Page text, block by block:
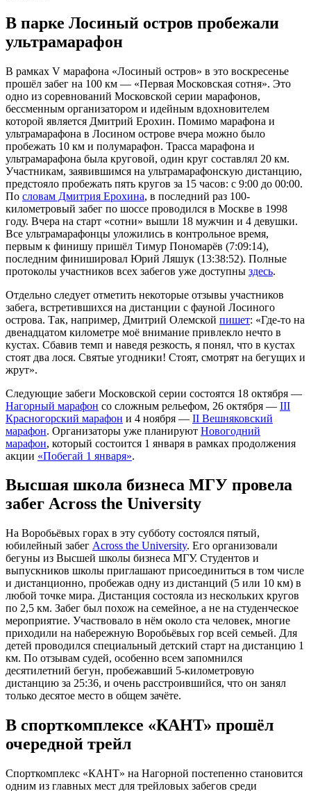
В парке Лосиный остров пробежали
ультрамарафон
В рамках V марафона «Лосиный остров» в это воскресенье
прошёл забег на 100 км — «Первая Московская сотня». Это
одно из соревнований Московской серии марафонов,
бессменным организатором и идейным вдохновителем
которой является Дмитрий Ерохин. Помимо марафона и
ультрамарафона в Лосином острове вчера можно было
пробежать 10 км и полумарафон. Трасса марафона и
ультрамарафона была круговой, один круг составлял 20 км.
Участникам, заявившимся на ультрамарафонскую дистанцию,
предстояло пробежать пять кругов за 15 часов: с 9:00 до 00:00.
По словам Дмитрия Ерохина, в последний раз 100-
километровый забег по шоссе проводился в Москве в 1998
году. Вчера на старт «сотни» вышли 18 мужчин и 4 девушки.
Все ультрамарафонцы уложились в контрольное время,
первым к финишу пришёл Тимур Пономарёв (7:09:14),
последним финишировал Юрий Ляшук (13:38:52). Полные
протоколы участников всех забегов уже доступны здесь.
Отдельно следует отметить некоторые отзывы участников
забега, встретившихся на дистанции с фауной Лосиного
острова. Так, например, Дмитрий Олемской пишет: «Где-то на
двенадцатом километре моё внимание привлекло нечто в
кустах. Сбавив темп и наведя резкость, я понял, что в кустах
стоят два лося. Святые угодники! Стоят, смотрят на бегущих и
жрут».
Следующие забеги Московской серии состоятся 18 октября —
Нагорный марафон со сложным рельефом, 26 октября — III
Красногорский марафон и 4 ноября — II Вешняковский
марафон. Организаторы уже планируют Новогодний
марафон, который состоится 1 января в рамках продолжения
акции «Побегай 1 января».
Высшая школа бизнеса МГУ провела
забег Across the University
На Воробьёвых горах в эту субботу состоялся пятый,
юбилейный забег Across the University. Его организовали
бегуны из Высшей школы бизнеса МГУ. Студентов и
выпускников школы приглашают присоединиться в том числе
и дистанционно, пробежав одну из дистанций (5 или 10 км) в
любой точке мира. Дистанция состояла из нескольких кругов
по 2,5 км. Забег был похож на семейное, а не на студенческое
мероприятие. Участвовало в нём около ста человек, многие
приходили на набережную Воробьёвых гор всей семьей. Для
детей проводился специальный детский старт на дистанцию 1
км. По отзывам судей, особенно всем запомнился
десятилетний бегун, пробежавший 5-километровую
дистанцию за 25:36, и очень расстроившийся, что он занял
только десятое место в общем зачёте.
В спорткомплексе «КАНТ» прошёл
очередной трейл
Спорткомплекс «КАНТ» на Нагорной постепенно становится
одним из главных мест для трейловых забегов среди